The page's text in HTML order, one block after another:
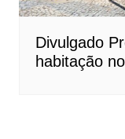
Divulgado
habitação